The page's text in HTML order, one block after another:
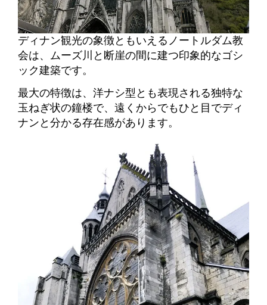
ディナン観光の象徴ともいえるノートルダム教
会は、ムーズ川と断崖の間に建つ印象的なゴシ
ック建築です。
最大の特徴は、洋ナシ型とも表現される独特な
玉ねぎ状の鐘楼で、遠くからでもひと目でディ
ナンと分かる存在感があります。